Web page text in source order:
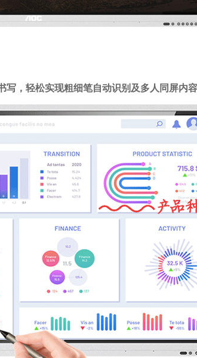
写，轻松实现粗细笔自动识别及多人同屏内容